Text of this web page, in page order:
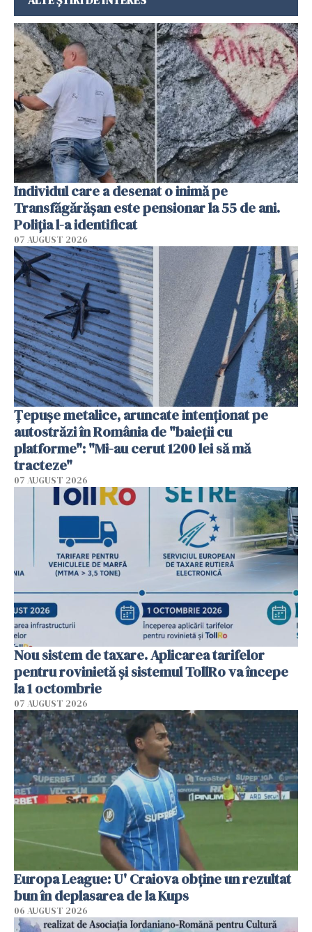
Individul care a desenat o inimă pe
Transfăgărășan este pensionar la 55 de ani.
Poliția l-a identificat
07 AUGUST 2026
Țepușe metalice, aruncate intenționat pe
autostrăzi în România de "baieții cu
platforme": "Mi-au cerut 1200 lei să mă
tracteze"
07 AUGUST 2026
Nou sistem de taxare. Aplicarea tarifelor
pentru rovinietă şi sistemul TollRo va începe
la 1 octombrie
07 AUGUST 2026
Europa League: U' Craiova obține un rezultat
bun în deplasarea de la Kups
06 AUGUST 2026